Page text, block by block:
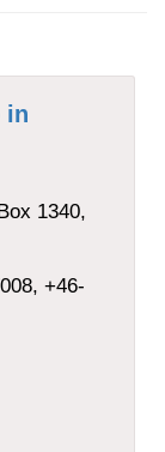
in
1340,
+46-